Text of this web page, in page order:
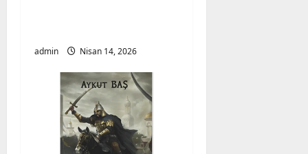
admin Nisan 14, 2026